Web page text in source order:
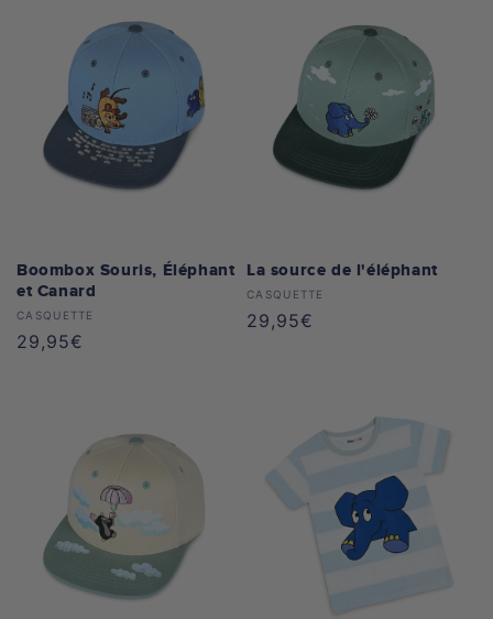
Boombox Souris, Éléphant
et Canard
Distributeur :
CASQUETTE
Prix
29,95€
La source de l'éléphant
Distributeur :
CASQUETTE
Prix
29,95€